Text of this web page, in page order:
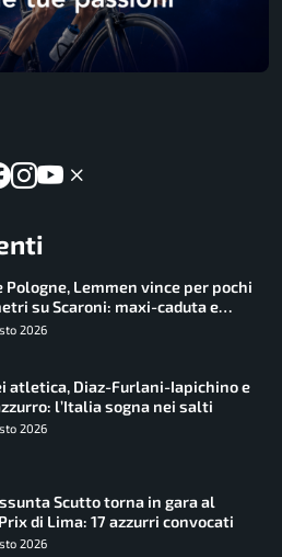
Pologne, Lemmen vince per pochi
su Scaroni: maxi-caduta e
2026
atletica, Diaz-Furlani-Iapichino e
l’Italia sogna nei salti
2026
Scutto torna in gara al
di Lima: 17 azzurri convocati
2026